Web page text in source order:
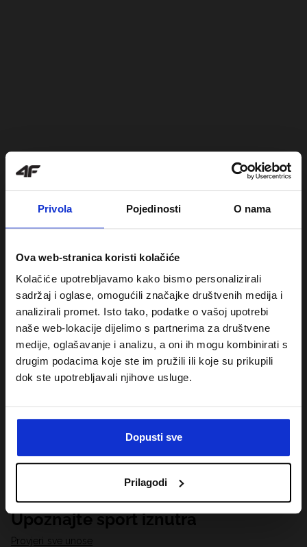
Privola Pojedinosti O nama
Ova web-stranica koristi kolačiće
Kolačiće upotrebljavamo kako bismo personalizirali
sadržaj i oglase, omogućili značajke društvenih medija i
analizirali promet. Isto tako, podatke o vašoj upotrebi
naše web-lokacije dijelimo s partnerima za društvene
medije, oglašavanje i analizu, a oni ih mogu kombinirati s
drugim podacima koje ste im pružili ili koje su prikupili
dok ste upotrebljavali njihove usluge.
Dopusti sve
Prilagodi
Upoznajte sport iznutra
Provjeri sve unose